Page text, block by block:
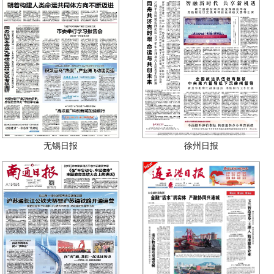
无锡日报 徐州日报